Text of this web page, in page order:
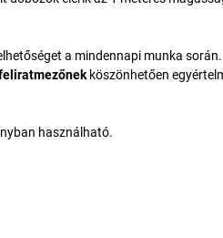
a mindennapi munka
köszönhetően
használható.